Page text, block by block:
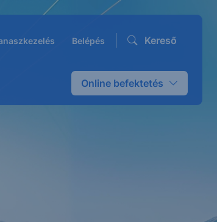
Belépés Kereső
Online befektetés